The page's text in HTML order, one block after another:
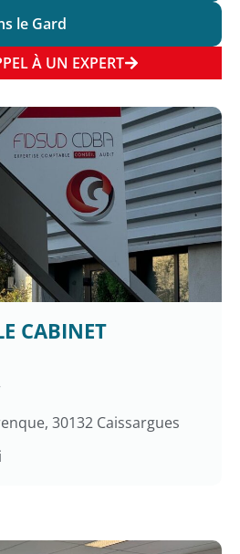
le Gard
À UN EXPERT
CABINET
30132 Caissargues